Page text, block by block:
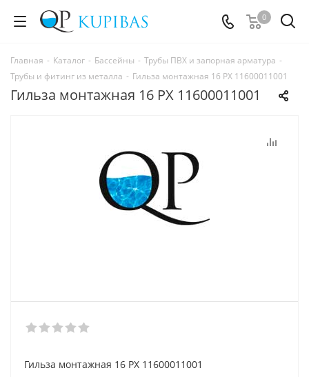
0
Главная - Каталог - Бассейны - Трубы ПВХ и запорная арматура -
Трубы и фитинг из металла - Гильза монтажная 16 PX 11600011001
Гильза монтажная 16 PX 11600011001
Гильза монтажная 16 PX 11600011001